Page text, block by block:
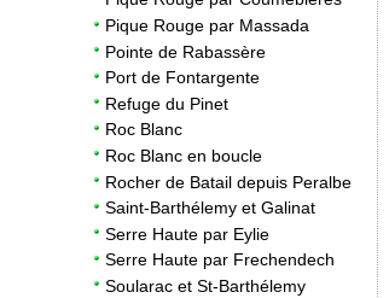
Pique Rouge par Massada
Pointe de Rabassère
Port de Fontargente
Refuge du Pinet
Roc Blanc
Roc Blanc en boucle
Rocher de Batail depuis Peralbe
Saint-Barthélemy et Galinat
Serre Haute par Eylie
Serre Haute par Frechendech
Soularac et St-Barthélemy